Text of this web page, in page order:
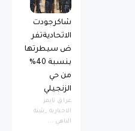
شاكرجودت
الاتحاديةتفر
ض سيطرتها
بنسبة 40%
من حي
الزنجيلي
عراق تايمز
الاخبارية _بثينة
الناهي ...